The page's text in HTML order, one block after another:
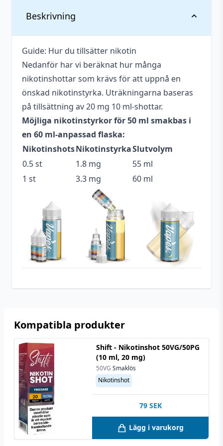
Beskrivning
Guide: Hur du tillsätter nikotin
Nedanför har vi beräknat hur många
nikotinshottar som krävs för att uppnå en
önskad nikotinstyrka. Uträkningarna baseras
på tillsättning av 20 mg 10 ml-shottar.
Möjliga nikotinstyrkor för 50 ml smakbas i
en 60 ml-anpassad flaska:
NikotinshotsNikotinstyrkaSlutvolym
0.5 st
1.8 mg
55 ml
1 st
3.3 mg 60 ml
Vikt
Anpassad för
nikotinstyrka
Antal ml
50 ml
Beskrivande
Mjölkig Söt
Krämig
Blandning
75VG / 25PG
Flaskstorlek
60 ml
Innehåller
cooling
Nej
Serie
Liquid Wonders
Tillverkare
Liquid Wonders
Tillverkningsland
Sverige
Typ
Shortfill
Utrymme för
10 ml (1 st)
Kompatibla produkter
Shift - Nikotinshot 50VG/50PG
(10 ml, 20 mg)
50VG Smaklös
Nikotinshot
79 SEK
Lägg i varukorg